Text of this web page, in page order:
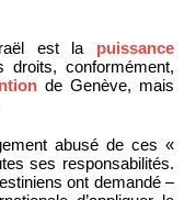
est la puissance
droits, conformément,
de Genève, mais
abusé de ces «
ses responsabilités.
ont demandé –